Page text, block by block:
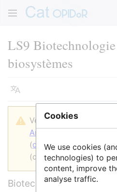
LS9
biosystèmes
Langue
Version datée du 27
AnneAdmin
(diff)← Version
(diff) | Version
Biotechnologie utilisant
Cookies
We use cookies
technologies) to
content, improve
analyse traffic.